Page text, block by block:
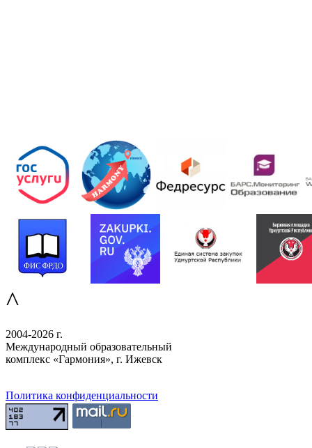
^
2004-2026 г.
Международный образовательный
комплекс «Гармония», г. Ижевск
Политика конфиденциальности